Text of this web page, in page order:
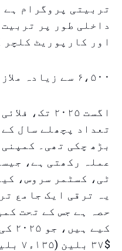
تربیتی پروگرام ہے
داخلی طور پر
اور کارپوریٹ کلچر
۶،۵۰۰ سے زیادہ ملازمین اور مسلسل ترقی
اگست ۲۰۲۵
بڑھ چکی تھی۔
عملہ رکھتی ہے،
ٹی، کسٹمر سروس،
یہ ترقی ایک جامع
$۳۷ بلین (۱۳۵ء۷ بلین درھم) سمیت ہیں۔